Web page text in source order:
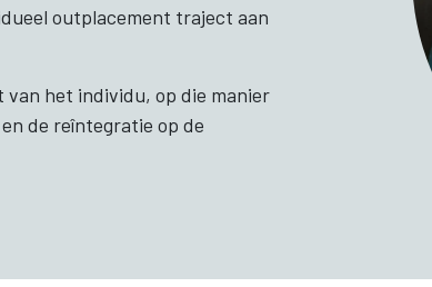
outplacement traject aan
het individu, op die manier
de reîntegratie op de